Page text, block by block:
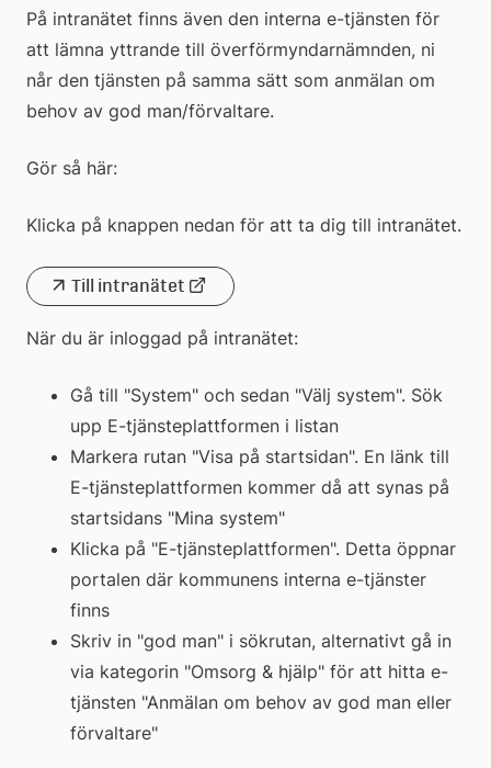
På intranätet finns även den interna e-tjänsten för
att lämna yttrande till överförmyndarnämnden, ni
når den tjänsten på samma sätt som anmälan om
behov av god man/förvaltare.
Gör så här:
Klicka på knappen nedan för att ta dig till intranätet.
Till intranätet
Länk
till
webbplats
När du är inloggad på intranätet:
Gå till "System" och sedan "Välj system". Sök
upp E-tjänsteplattformen i listan
Markera rutan "Visa på startsidan". En länk till
E-tjänsteplattformen kommer då att synas på
startsidans "Mina system"
Klicka på "E-tjänsteplattformen". Detta öppnar
portalen där kommunens interna e-tjänster
finns
Skriv in "god man" i sökrutan, alternativt gå in
via kategorin "Omsorg & hjälp" för att hitta e-
tjänsten "Anmälan om behov av god man eller
förvaltare"